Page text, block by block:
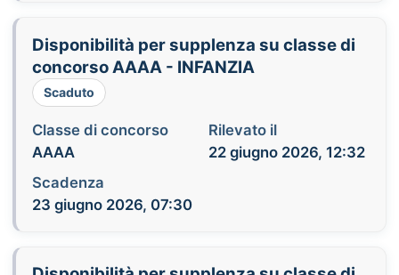
Disponibilità per supplenza su classe di
concorso AAAA - INFANZIA
Scaduto
Classe di concorso
AAAA
Rilevato il
22 giugno 2026, 12:32
Scadenza
23 giugno 2026, 07:30